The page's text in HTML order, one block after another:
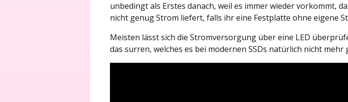
unbedingt als Erstes danach, weil es immer wieder vorkommt,
nicht genug Strom liefert, falls ihr eine Festplatte ohne eigene
Meisten lässt sich die Stromversorgung über eine LED
das surren, welches es bei modernen SSDs natürlich nicht mehr